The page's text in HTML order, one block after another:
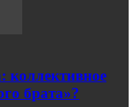
коллективное
брата»?